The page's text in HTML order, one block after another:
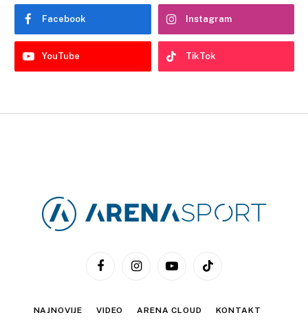
Facebook Instagram
YouTube TikTok
FacebookInstagramYouTubeTikTok
NAJNOVIJE VIDEO ARENA CLOUD KONTAKT